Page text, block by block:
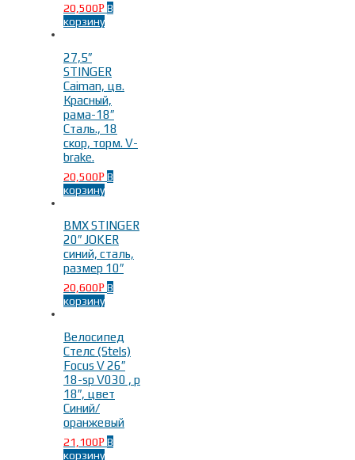
20,500Р В
корзину
27,5″
STINGER
Caiman, цв.
Красный,
рама-18″
Сталь., 18
скор, торм. V-
brake.
20,500Р В
корзину
BMX STINGER
20″ JOKER
синий, сталь,
размер 10″
20,600Р В
корзину
Велосипед
Стелс (Stels)
Focus V 26″
18-sp V030 , р
18″, цвет
Синий/
оранжевый
21,100Р В
корзину